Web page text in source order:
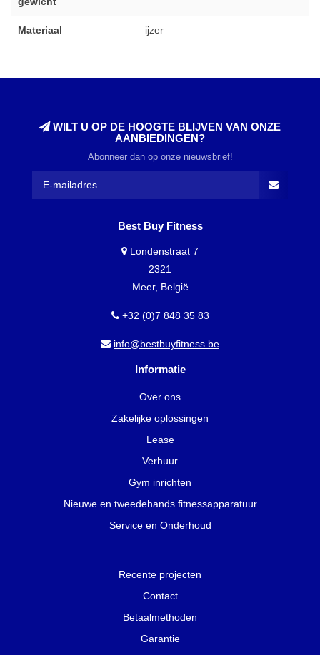
Materiaal ijzer
WILT U OP DE HOOGTE BLIJVEN VAN ONZE
AANBIEDINGEN?
Abonneer dan op onze nieuwsbrief!
Best Buy Fitness
Londenstraat 7
2321
Meer, België
+32 (0)7 848 35 83
info@bestbuyfitness.be
Informatie
Over ons
Zakelijke oplossingen
Lease
Verhuur
Gym inrichten
Nieuwe en tweedehands fitnessapparatuur
Service en Onderhoud
Recente projecten
Contact
Betaalmethoden
Garantie